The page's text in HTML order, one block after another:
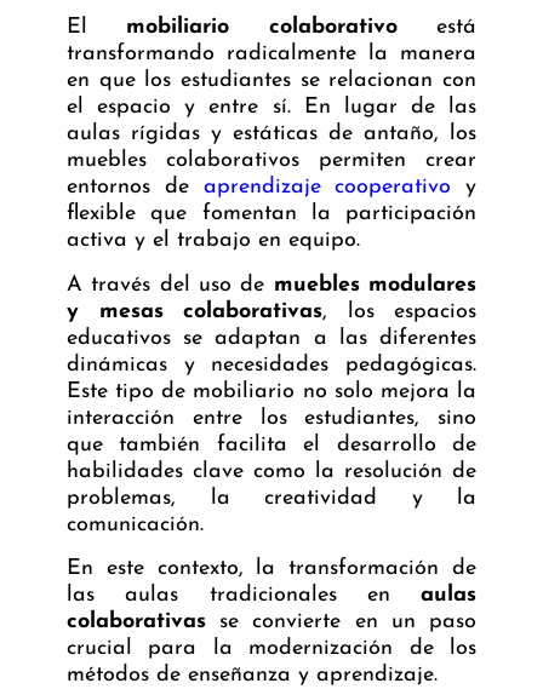
El mobiliario colaborativoestá
transformando radicalmente la manera
en que los estudiantes se relacionan con
el espacio y entre sí. En lugar de las
aulas rígidas y estáticas de antaño, los
muebles colaborativos permiten crear
entornos de aprendizaje cooperativo y
flexible que fomentan la participación
activa y el trabajo en equipo.
A través del uso de muebles modulares
y mesas colaborativas, los espacios
educativos se adaptan a las diferentes
dinámicas y necesidades pedagógicas.
Este tipo de mobiliario no solo mejora la
interacción entre los estudiantes, sino
que también facilita el desarrollo de
habilidades clave como la resolución de
problemas, la creatividad y la
comunicación.
En este contexto, la transformación de
las aulas tradicionales en aulas
colaborativas se convierte en un paso
crucial para la modernización de los
métodos de enseñanza y aprendizaje.